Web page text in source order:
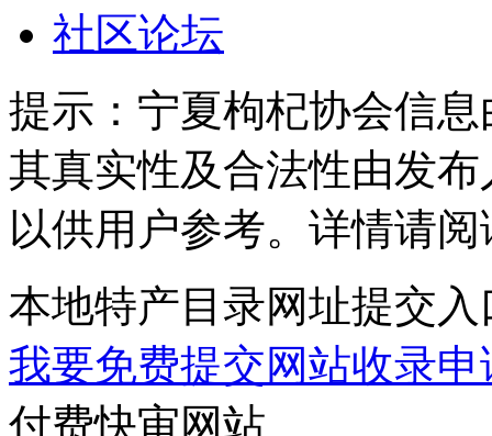
社区论坛
提示： 宁夏枸杞协会信
其真实性及合法性由发
以供用户参考。详情请
本地特产目录网址提交入
我要免费提交网站收录申
付费快审网站